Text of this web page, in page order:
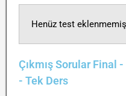
Henüz test
Çıkmış Sorular Final
- Tek Ders